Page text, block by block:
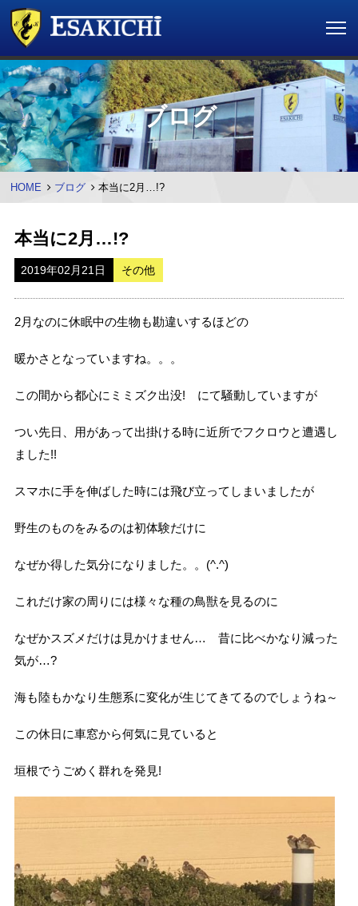
ブログ
HOME ブログ 本当に2月…!?
本当に2月…!?
2019年02月21日 その他
2月なのに休眠中の生物も勘違いするほどの
暖かさとなっていますね。。。
この間から都心にミミズク出没! にて騒動していますが
つい先日、用があって出掛ける時に近所でフクロウと遭遇し
ました!!
スマホに手を伸ばした時には飛び立ってしまいましたが
野生のものをみるのは初体験だけに
なぜか得した気分になりました。。(^.^)
これだけ家の周りには様々な種の鳥獣を見るのに
なぜかスズメだけは見かけません… 昔に比べかなり減った
気が…?
海も陸もかなり生態系に変化が生じてきてるのでしょうね～
この休日に車窓から何気に見ていると
垣根でうごめく群れを発見!